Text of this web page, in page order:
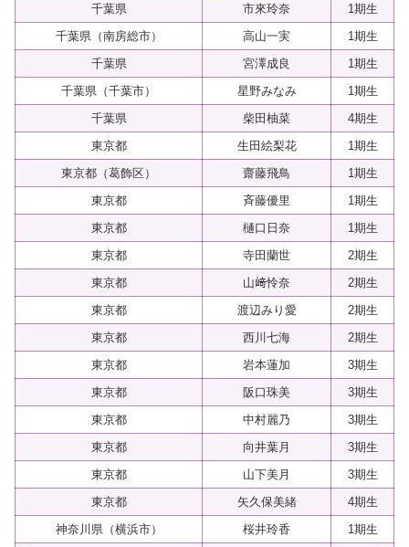
千葉県
市來玲奈
1期生
千葉県（南房総市）
高山一実
1期生
千葉県
宮澤成良
1期生
千葉県（千葉市）
星野みなみ
1期生
千葉県
柴田柚菜
4期生
東京都
生田絵梨花
1期生
東京都（葛飾区）
齋藤飛鳥
1期生
東京都
斉藤優里
1期生
東京都
樋口日奈
1期生
東京都
寺田蘭世
2期生
東京都
山﨑怜奈
2期生
東京都
渡辺みり愛
2期生
東京都
西川七海
2期生
東京都
岩本蓮加
3期生
東京都
阪口珠美
3期生
東京都
中村麗乃
3期生
東京都
向井葉月
3期生
東京都
山下美月
3期生
東京都
矢久保美緒
4期生
神奈川県（横浜市）
桜井玲香
1期生